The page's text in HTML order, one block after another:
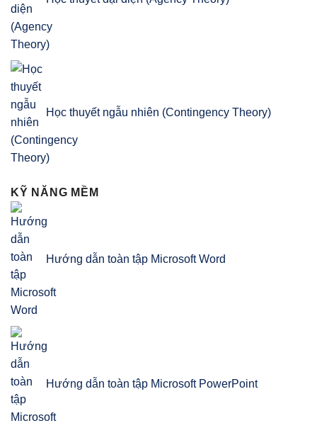
Học thuyết ngẫu nhiên (Contingency Theory)
KỸ NĂNG MỀM
Hướng dẫn toàn tập Microsoft Word
Hướng dẫn toàn tập Microsoft PowerPoint